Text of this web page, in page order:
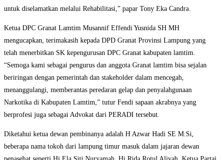
untuk diselamatkan melalui Rehabilitasi,” papar Tony Eka Candra.
Ketua DPC Granat Lamtim Musannif Effendi Yusnida SH MH
mengucapkan, terimakasih kepada DPD Granat Provinsi Lampung yang
telah menerbitkan SK kepengurusan DPC Granat kabupaten lamtim.
“Semoga kami sebagai pengurus dan anggota Granat lamtim bisa sejalan
beriringan dengan pemerintah dan stakeholder dalam mencegah,
menanggulangi, memberantas peredaran gelap dan penyalahgunaan
Narkotika di Kabupaten Lamtim,” tutur Fendi sapaan akrabnya yang
berprofesi juga sebagai Advokat dari PERADI tersebut.
Diketahui ketua dewan pembinanya adalah H Azwar Hadi SE M.Si,
beberapa nama tokoh dari lampung timur masuk dalam jajaran dewan